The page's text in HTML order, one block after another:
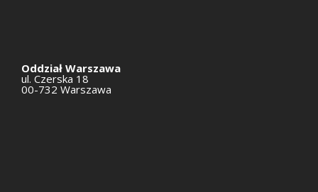
Oddział Warszawa
ul. Czerska 18
00-732 Warszawa